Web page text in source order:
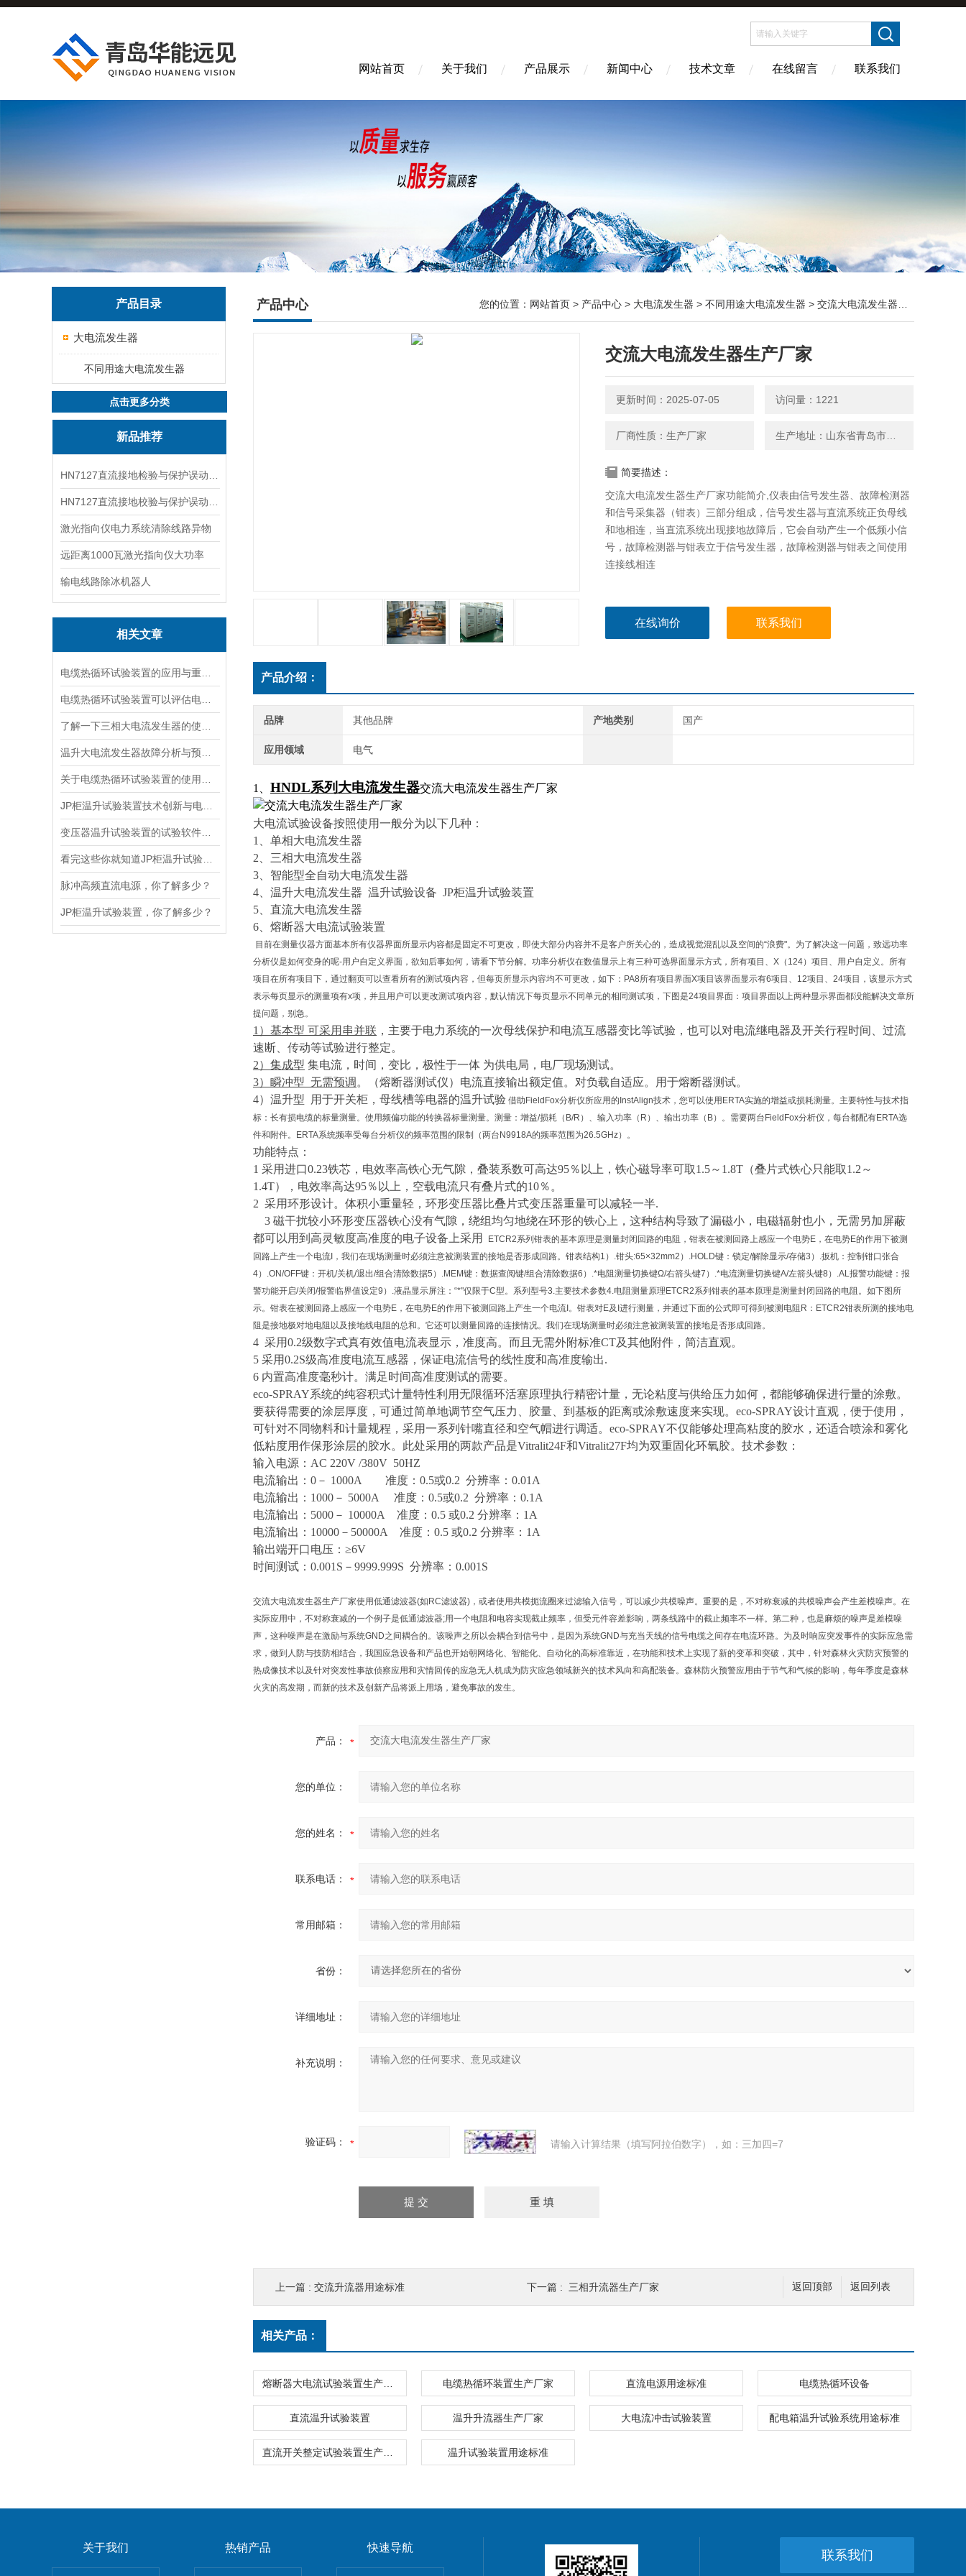
网站首页 关于我们 产品展示 新闻中心 技术文章 在线留言 联系我们
产品目录
大电流发生器
不同用途大电流发生器
点击更多分类
新品推荐
激光指向仪电力系统清除线路异物
远距离1000瓦激光指向仪大功率
输电线路除冰机器人
相关文章
脉冲高频直流电源，你了解多少？
JP柜温升试验装置，你了解多少？
产品中心 您的位置： 网站首页 > 产品中心 > 大电流发生器 > 不同用途大电流发生器 > 交流大电流发生器生产厂家
交流大电流发生器生产厂家
更新时间：2025-07-05 访问量：1221
厂商性质：生产厂家
简要描述：
交流大电流发生器生产厂家功能简介,仪表由信号发生器、故障检测器
和信号采集器（钳表）三部分组成，信号发生器与直流系统正负母线
和地相连，当直流系统出现接地故障后，它会自动产生一个低频小信
号，故障检测器与钳表立于信号发生器，故障检测器与钳表之间使用
连接线相连
在线询价 联系我们
产品介绍：
品牌 其他品牌 产地类别 国产
应用领域 电气
1、 HNDL系列大电流发生器交流大电流发生器生产厂家
大电流试验设备按照使用一般分为以下几种：
1、单相大电流发生器
2、三相大电流发生器
3、智能型全自动大电流发生器
4、温升大电流发生器 温升试验设备 JP柜温升试验装置
5、直流大电流发生器
6、熔断器大电流试验装置
目前在测量仪器方面基本所有仪器界面所显示内容都是固定不可更改，即使大部分内容并不是客户所关心的，造成视觉混乱以及空间的“浪费"。为了解决这一问题，致远功率
分析仪是如何变身的呢-用户自定义界面，欲知后事如何，请看下节分解。功率分析仪在数值显示上有三种可选界面显示方式，所有项目、X（124）项目、用户自定义。所有
项目在所有项目下，通过翻页可以查看所有的测试项内容，但每页所显示内容均不可更改，如下：PA8所有项目界面X项目该界面显示有6项目、12项目、24项目，该显示方式
表示每页显示的测量项有x项，并且用户可以更改测试项内容，默认情况下每页显示不同单元的相同测试项，下图是24项目界面：项目界面以上两种显示界面都没能解决文章所
提问题，别急。
1） 基本型 可采用串并联 ， 主要于电力系统的一次母线保护和电流互感器变比等试验 ， 也可以对电流继电器及开关行程时间、过流
速断、传动等试验进行整定。
2） 集成型 集电流，时间，变比，极性于一体 为供电局，电厂现场测试。
3） 瞬冲型 无需预调 。（熔断器测试仪）电流直接输出额定值。对负载自适应。用于熔断器测试。
4） 温升型 用于开关柜，母线槽等电器的温升试验 借助FieldFox分析仪所应用的InstAlign技术，您可以使用ERTA实施的增益或损耗测量。主要特性与技术指
标：长有损电缆的标量测量。使用频偏功能的转换器标量测量。测量：增益/损耗（B/R）、输入功率（R）、输出功率（B）。需要两台FieldFox分析仪，每台都配有ERTA选
件和附件。ERTA系统频率受每台分析仪的频率范围的限制（两台N9918A的频率范围为26.5GHz）。
功能特点：
1 采用进口0.23铁芯， 电效率高铁心无气隙，叠装系数可高达95％以上，铁心磁导率可取1.5～1.8T（叠片式铁心只能取1.2～
1.4T），电效率高达95％以上，空载电流只有叠片式的10％。
2 采用环形设计。体积小重量轻， 环形变压器比叠片式变压器重量可以减轻一半.
3 磁干扰较小环形变压器铁心没有气隙，绕组均匀地绕在环形的铁心上，这种结构导致了漏磁小，电磁辐射也小，无需另加屏蔽
都可以用到高灵敏度高准度的电子设备上采用
ETCR2系列钳表的基本原理是测量封闭回路的电阻，钳表在被测回路上感应一个电势E，在电势E的作用下被测
回路上产生一个电流I，我们在现场测量时必须注意被测装置的接地是否形成回路。钳表结构1）.钳头:65×32mm2）.HOLD键：锁定/解除显示/存储3）.扳机：控制钳口张合
4）.ON/OFF键：开机/关机/退出/组合清除数据5）.MEM键：数据查阅键/组合清除数据6）.*电阻测量切换键Ω/右箭头键7）.*电流测量切换键A/左箭头键8）.AL报警功能键：报
警功能开启/关闭/报警临界值设定9）.液晶显示屏注：“*"仅限于C型。系列型号3.主要技术参数4.电阻测量原理ETCR2系列钳表的基本原理是测量封闭回路的电阻。如下图所
示。钳表在被测回路上感应一个电势E，在电势E的作用下被测回路上产生一个电流I。钳表对E及I进行测量，并通过下面的公式即可得到被测电阻R：ETCR2钳表所测的接地电
阻是接地极对地电阻以及接地线电阻的总和。它还可以测量回路的连接情况。我们在现场测量时必须注意被测装置的接地是否形成回路。
4 采用0.2级数字式真有效值电流表显示，准度高。而且无需外附标准CT及其他附件，简洁直观。
5 采用0.2S级高准度电流互感器，保证电流信号的线性度和高准度输出.
6 内置高准度毫秒计。满足时间高准度测试的需要。
eco-SPRAY系统的纯容积式计量特性利用无限循环活塞原理执行精密计量，无论粘度与供给压力如何，都能够确保进行量的涂敷。
要获得需要的涂层厚度，可通过简单地调节空气压力、胶量、到基板的距离或涂敷速度来实现。eco-SPRAY设计直观，便于使用，
可针对不同物料和计量规程，采用一系列针嘴直径和空气帽进行调适。eco-SPRAY不仅能够处理高粘度的胶水，还适合喷涂和雾化
低粘度用作保形涂层的胶水。此处采用的两款产品是Vitralit24F和Vitralit27F均为双重固化环氧胶。技术参数：
输入电源： AC 220V /380V 50HZ
电流输出： 0－ 1000A 准度：0.5或0.2 分辨率：0.01A
电流输出： 1000－ 5000A 准度：0.5或0.2 分辨率：0.1A
电流输出： 5000－ 10000A 准度：0.5 或0.2 分辨率：1A
电流输出： 10000－50000A 准度：0.5 或0.2 分辨率：1A
输出端开口电压： ≥6V
时间测试： 0.001S－9999.999S 分辨率：0.001S
交流大电流发生器生产厂家使用低通滤波器(如RC滤波器)，或者使用共模扼流圈来过滤输入信号，可以减少共模噪声。重要的是，不对称衰减的共模噪声会产生差模噪声。在
实际应用中，不对称衰减的一个例子是低通滤波器;用一个电阻和电容实现截止频率，但受元件容差影响，两条线路中的截止频率不一样。第二种，也是麻烦的噪声是差模噪
声，这种噪声是在激励与系统GND之间耦合的。该噪声之所以会耦合到信号中，是因为系统GND与充当天线的信号电缆之间存在电流环路。为及时响应突发事件的实际应急需
求，做到人防与技防相结合，我国应急设备和产品也开始朝网络化、智能化、自动化的高标准靠近，在功能和技术上实现了新的变革和突破，其中，针对森林火灾防灾预警的
热成像技术以及针对突发性事故侦察应用和灾情回传的应急无人机成为防灾应急领域新兴的技术风向和高配装备。森林防火预警应用由于节气和气候的影响，每年季度是森林
火灾的高发期，而新的技术及创新产品将派上用场，避免事故的发生。
产品：
您的单位：
您的姓名：
联系电话：
常用邮箱：
省份：
详细地址：
补充说明：
验证码： 请输入计算结果（填写阿拉伯数字），如：三加四=7
返回列表
返回顶部
上一篇 : 交流升流器用途标准 下一篇 : 三相升流器生产厂家
相关产品：
电缆热循环装置生产厂家 直流电源用途标准 电缆热循环设备
直流温升试验装置 温升升流器生产厂家 大电流冲击试验装置 配电箱温升试验系统用途标准
温升试验装置用途标准
关于我们 热销产品 快速导航
联系我们